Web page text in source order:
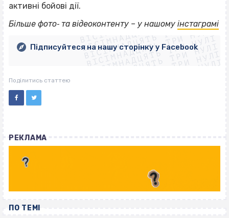
активні бойові дії.
Більше фото‐ та відеоконтенту – у нашому інстаграмі
ВІСІМНАДЦЯТЬ ТРИ НУЛІ
ВІСІМНАДЦЯТЬ ТРИ НУЛІ
ВІСІМНАДЦЯТЬ ТРИ НУЛІ
ВІСІМНАДЦЯТЬ ТРИ НУЛІ
ВІСІМНАДЦЯТЬ ТРИ НУЛІ
ВІСІМНАДЦЯТЬ ТРИ НУЛІ
ВІСІМНАДЦЯТЬ ТРИ НУЛІ
ВІСІМНАДЦЯТЬ ТРИ НУЛІ
Підписуйтеся на нашу сторінку у Facebook
Поділитись статтею
РЕКЛАМА
ПО ТЕМІ